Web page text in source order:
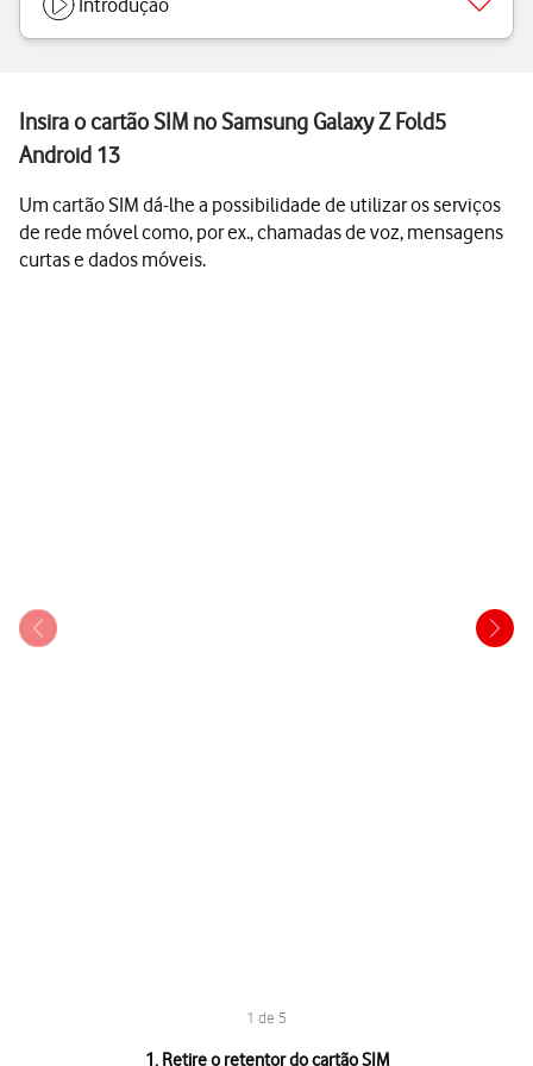
Introdução
Insira o cartão SIM no Samsung Galaxy Z Fold5
Android 13
Um cartão SIM dá-lhe a possibilidade de utilizar os serviços
de rede móvel como, por ex., chamadas de voz, mensagens
curtas e dados móveis.
1 de 5
1. Retire o retentor do cartão SIM